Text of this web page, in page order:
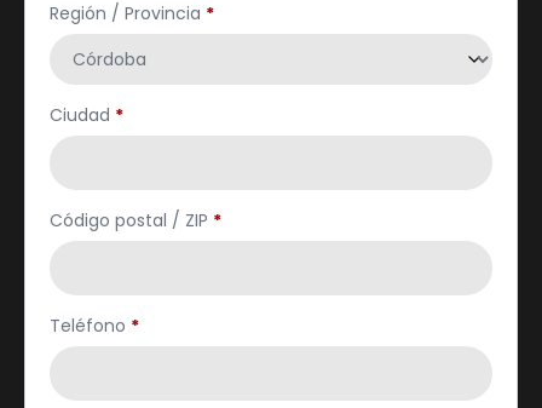
Región / Provincia *
Ciudad *
Código postal / ZIP *
Teléfono *